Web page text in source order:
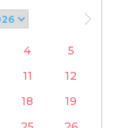
4
5
11
12
18
19